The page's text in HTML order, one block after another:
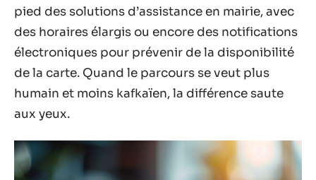
pied des solutions d’assistance en mairie, avec
des horaires élargis ou encore des notifications
électroniques pour prévenir de la disponibilité
de la carte. Quand le parcours se veut plus
humain et moins kafkaïen, la différence saute
aux yeux.